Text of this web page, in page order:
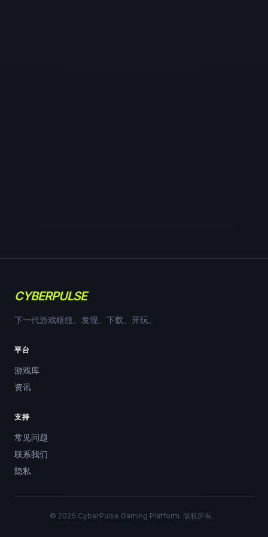
CYBERPULSE
下一代游戏枢纽。发现、下载、开玩。
平台
游戏库
资讯
支持
常见问题
联系我们
隐私
© 2026 CyberPulse Gaming Platform. 版权所有。